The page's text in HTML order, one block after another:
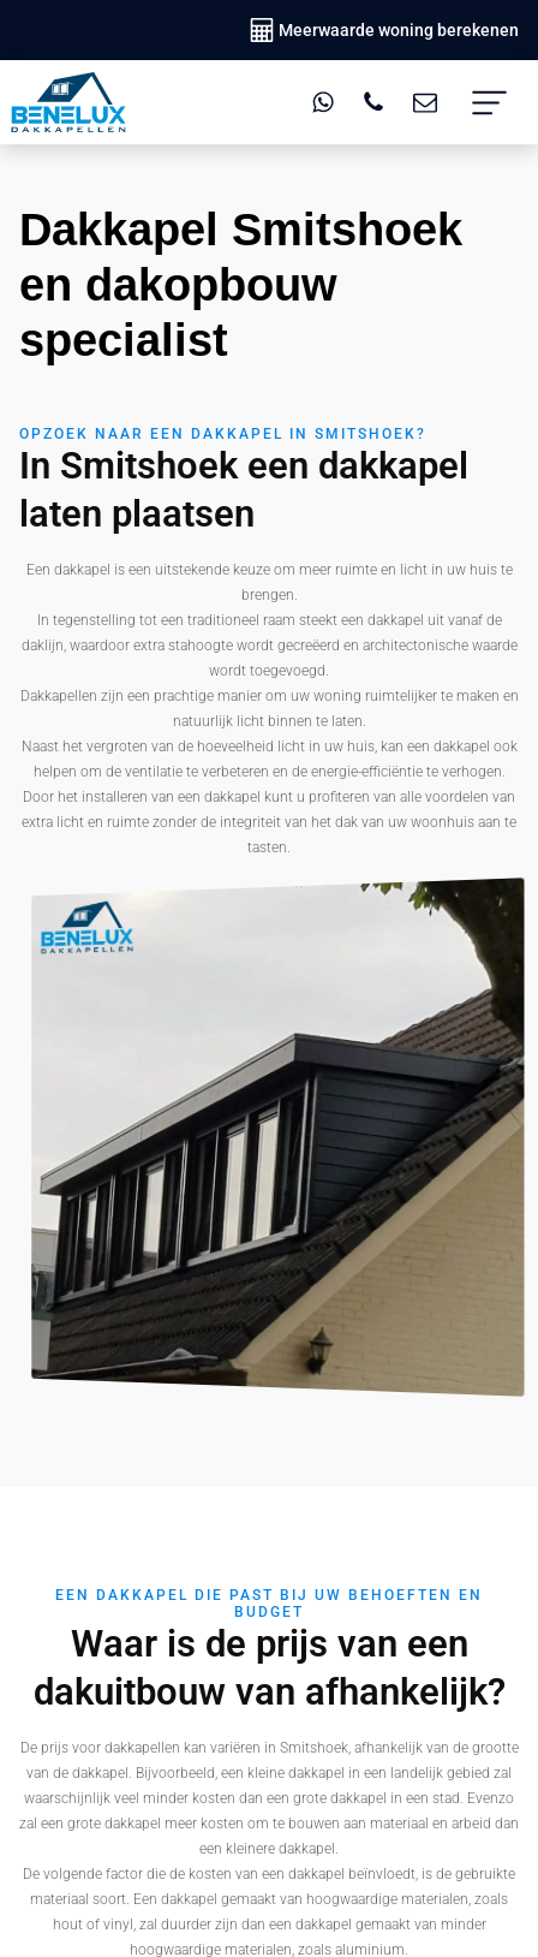
Meerwaarde woning berekenen
Dakkapel Smitshoek
en dakopbouw
specialist
OPZOEK NAAR EEN DAKKAPEL IN SMITSHOEK?
In Smitshoek een dakkapel
laten plaatsen
Een dakkapel is een uitstekende keuze om meer ruimte en licht in uw huis te
brengen.
In tegenstelling tot een traditioneel raam steekt een dakkapel uit vanaf de
daklijn, waardoor extra stahoogte wordt gecreëerd en architectonische waarde
wordt toegevoegd.
Dakkapellen zijn een prachtige manier om uw woning ruimtelijker te maken en
natuurlijk licht binnen te laten.
Naast het vergroten van de hoeveelheid licht in uw huis, kan een dakkapel ook
helpen om de ventilatie te verbeteren en de energie-efficiëntie te verhogen.
Door het installeren van een dakkapel kunt u profiteren van alle voordelen van
extra licht en ruimte zonder de integriteit van het dak van uw woonhuis aan te
tasten.
EEN DAKKAPEL DIE PAST BIJ UW BEHOEFTEN EN
BUDGET
Waar is de prijs van een
dakuitbouw van afhankelijk?
De prijs voor dakkapellen kan variëren in Smitshoek, afhankelijk van de grootte
van de dakkapel. Bijvoorbeeld, een kleine dakkapel in een landelijk gebied zal
waarschijnlijk veel minder kosten dan een grote dakkapel in een stad. Evenzo
zal een grote dakkapel meer kosten om te bouwen aan materiaal en arbeid dan
een kleinere dakkapel.
De volgende factor die de kosten van een dakkapel beïnvloedt, is de gebruikte
materiaal soort. Een dakkapel gemaakt van hoogwaardige materialen, zoals
hout of vinyl, zal duurder zijn dan een dakkapel gemaakt van minder
hoogwaardige materialen, zoals aluminium.